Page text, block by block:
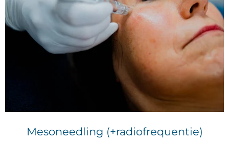
Mesoneedling (+radiofrequentie)